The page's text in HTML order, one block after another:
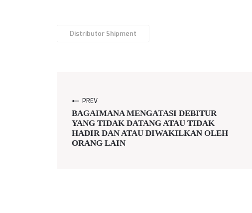
Distributor Shipment
PREV
BAGAIMANA MENGATASI DEBITUR
YANG TIDAK DATANG ATAU TIDAK
HADIR DAN ATAU DIWAKILKAN OLEH
ORANG LAIN